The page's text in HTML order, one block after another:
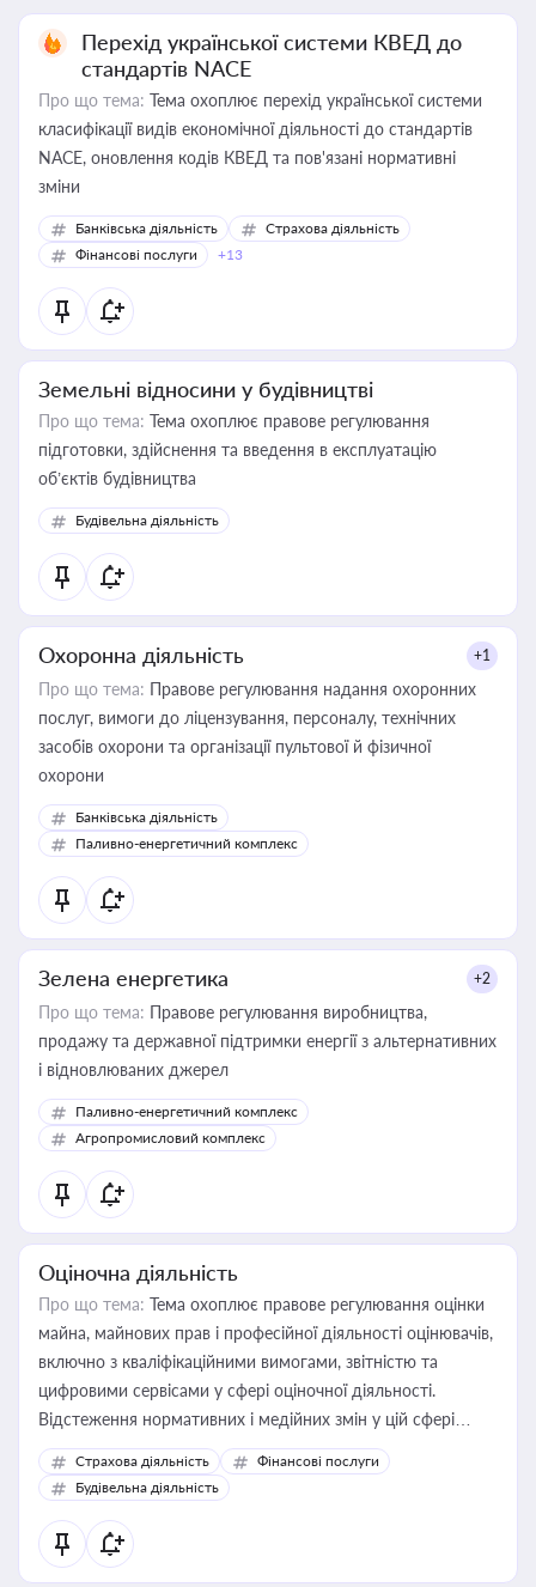
Перехід української системи КВЕД до
стандартів NACE
Про що тема: Тема охоплює перехід української системи
класифікації видів економічної діяльності до стандартів
NACE, оновлення кодів КВЕД та пов'язані нормативні
зміни
Банківська діяльність
Страхова діяльність
Фінансові послуги
+13
Земельні відносини у будівництві
Про що тема: Тема охоплює правове регулювання
підготовки, здійснення та введення в експлуатацію
об’єктів будівництва
Будівельна діяльність
Охоронна діяльність +1
Про що тема: Правове регулювання надання охоронних
послуг, вимоги до ліцензування, персоналу, технічних
засобів охорони та організації пультової й фізичної
охорони
Банківська діяльність
Паливно-енергетичний комплекс
Зелена енергетика +2
Про що тема: Правове регулювання виробництва,
продажу та державної підтримки енергії з альтернативних
і відновлюваних джерел
Паливно-енергетичний комплекс
Агропромисловий комплекс
Оціночна діяльність
Про що тема: Тема охоплює правове регулювання оцінки
майна, майнових прав і професійної діяльності оцінювачів,
включно з кваліфікаційними вимогами, звітністю та
цифровими сервісами у сфері оціночної діяльності.
Відстеження нормативних і медійних змін у цій сфері
корисне для власника бізнесу, керівника, юриста або
бухгалтера під час оподаткування, приватизації, оренди
державного майна, корпоративних угод і перевірки
статусу суб'єктів оціночної діяльності
Страхова діяльність
Фінансові послуги
Будівельна діяльність